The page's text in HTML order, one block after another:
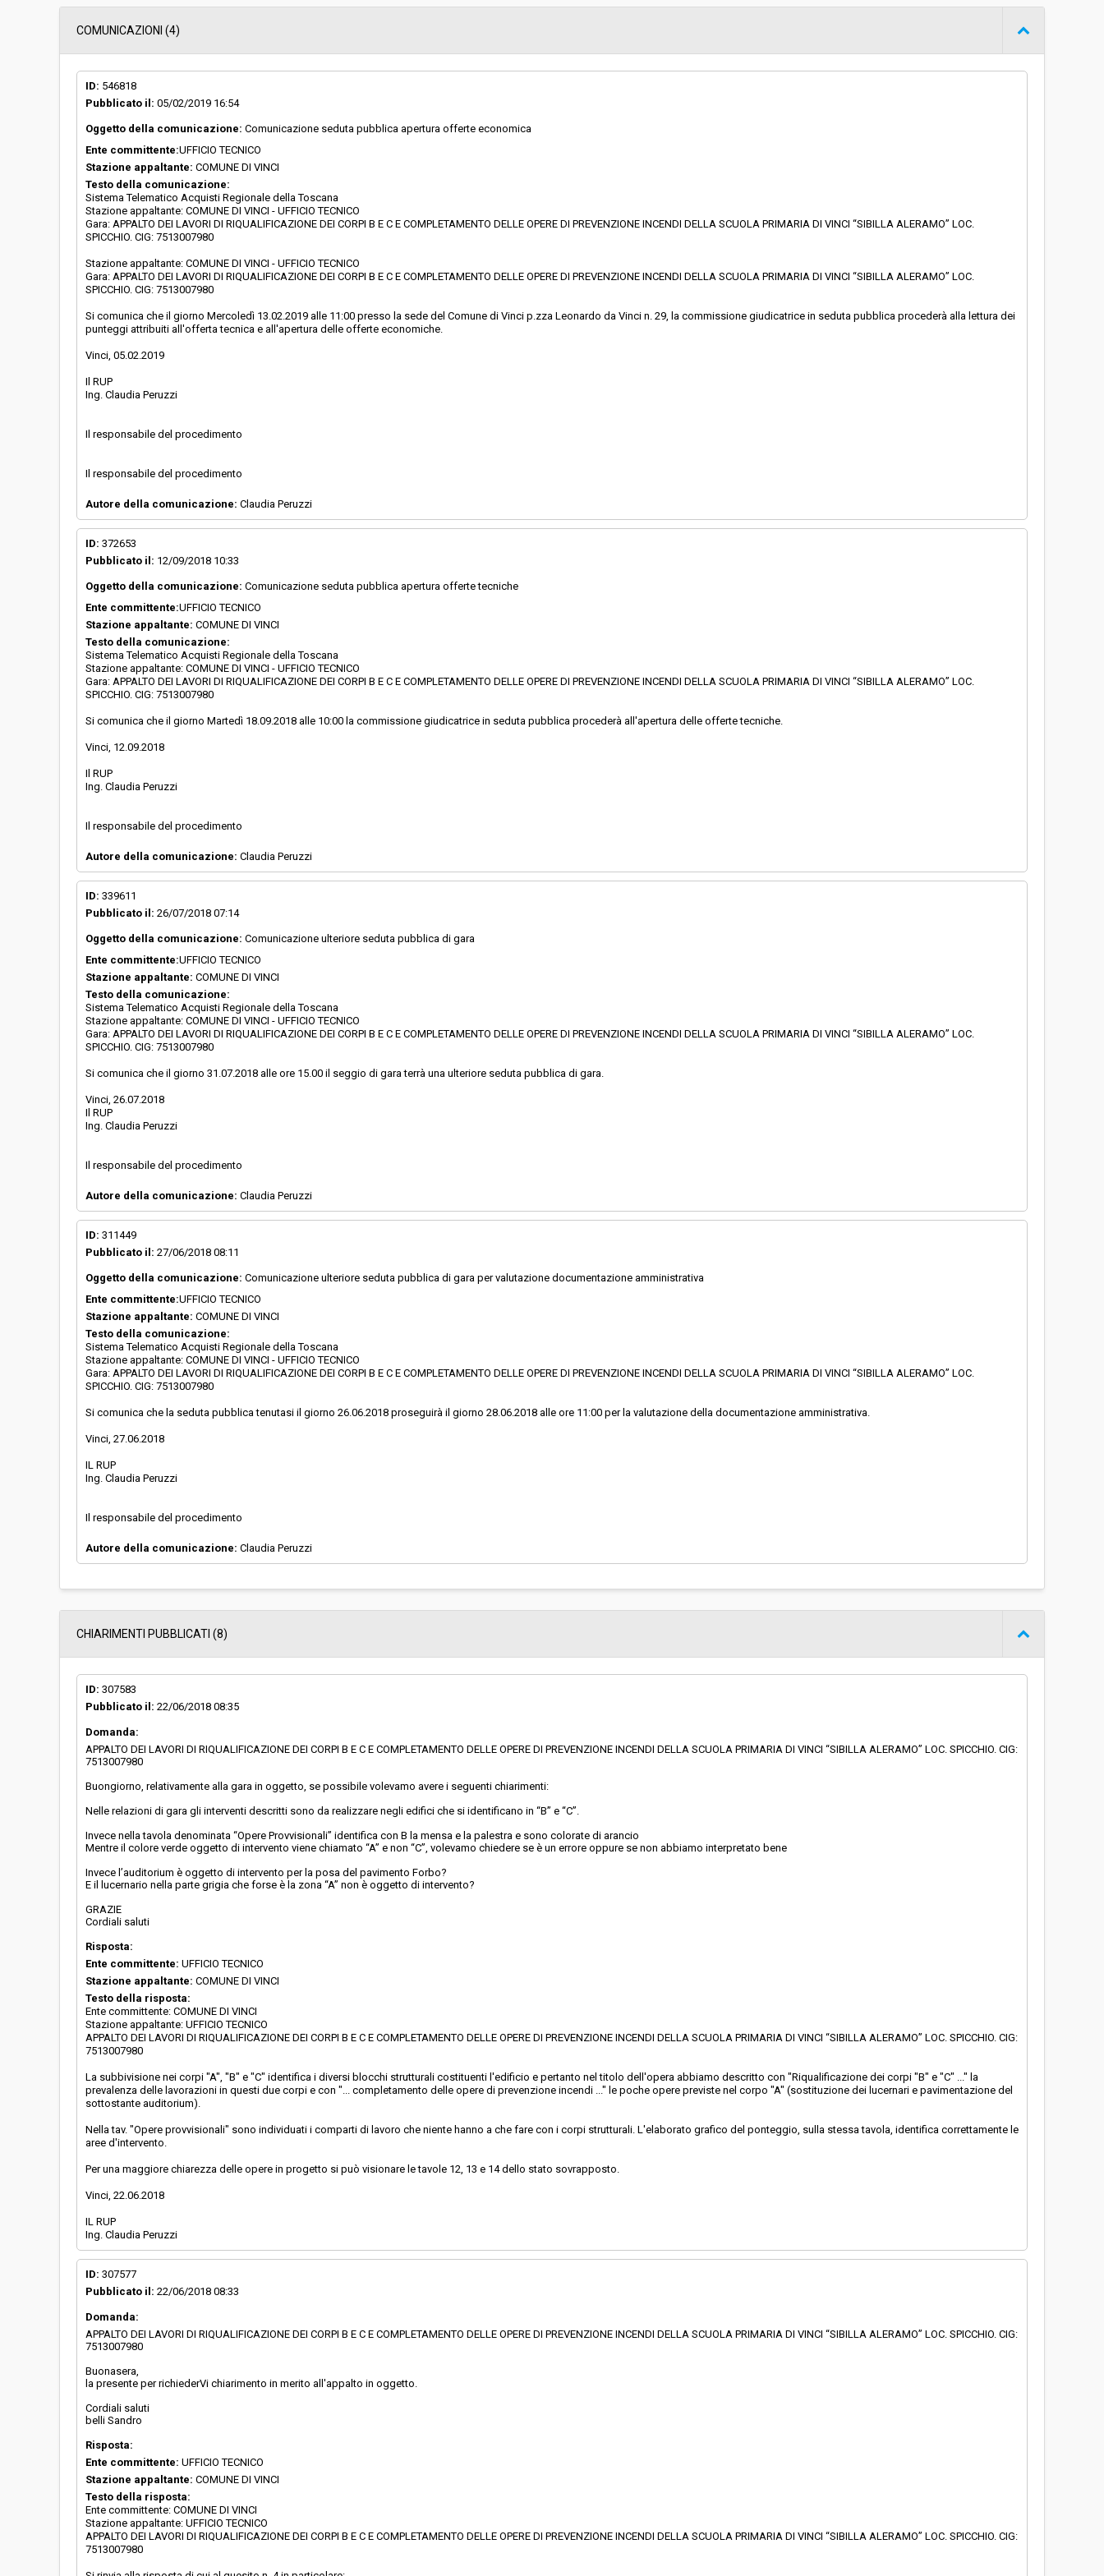
Data pubblicazione:
Svolgimento: Gara in busta chiusa Valore stimato della procedura: € 149.982,94
COMUNICAZIONI (4)
ID: 546818
Pubblicato il: 05/02/2019 16:54
Oggetto della comunicazione: Comunicazione seduta pubblica apertura offerte economica
Ente committente:UFFICIO TECNICO
Stazione appaltante: COMUNE DI VINCI
Testo della comunicazione:
Sistema Telematico Acquisti Regionale della Toscana
Stazione appaltante: COMUNE DI VINCI - UFFICIO TECNICO
Gara: APPALTO DEI LAVORI DI RIQUALIFICAZIONE DEI CORPI B E C E COMPLETAMENTO DELLE OPERE DI PREVENZIONE INCENDI DELLA SCUOLA PRIMARIA DI VINCI “SIBILLA ALERAMO” LOC.
SPICCHIO. CIG: 7513007980
Stazione appaltante: COMUNE DI VINCI - UFFICIO TECNICO
Gara: APPALTO DEI LAVORI DI RIQUALIFICAZIONE DEI CORPI B E C E COMPLETAMENTO DELLE OPERE DI PREVENZIONE INCENDI DELLA SCUOLA PRIMARIA DI VINCI “SIBILLA ALERAMO” LOC.
SPICCHIO. CIG: 7513007980
Si comunica che il giorno Mercoledì 13.02.2019 alle 11:00 presso la sede del Comune di Vinci p.zza Leonardo da Vinci n. 29, la commissione giudicatrice in seduta pubblica procederà alla lettura dei
punteggi attribuiti all'offerta tecnica e all'apertura delle offerte economiche.
Vinci, 05.02.2019
Il RUP
Ing. Claudia Peruzzi
Il responsabile del procedimento
Il responsabile del procedimento
Autore della comunicazione: Claudia Peruzzi
ID: 372653
Pubblicato il: 12/09/2018 10:33
Oggetto della comunicazione: Comunicazione seduta pubblica apertura offerte tecniche
Ente committente:UFFICIO TECNICO
Stazione appaltante: COMUNE DI VINCI
Testo della comunicazione:
Sistema Telematico Acquisti Regionale della Toscana
Stazione appaltante: COMUNE DI VINCI - UFFICIO TECNICO
Gara: APPALTO DEI LAVORI DI RIQUALIFICAZIONE DEI CORPI B E C E COMPLETAMENTO DELLE OPERE DI PREVENZIONE INCENDI DELLA SCUOLA PRIMARIA DI VINCI “SIBILLA ALERAMO” LOC.
SPICCHIO. CIG: 7513007980
Si comunica che il giorno Martedì 18.09.2018 alle 10:00 la commissione giudicatrice in seduta pubblica procederà all'apertura delle offerte tecniche.
Vinci, 12.09.2018
Il RUP
Ing. Claudia Peruzzi
Il responsabile del procedimento
Autore della comunicazione: Claudia Peruzzi
ID: 339611
Pubblicato il: 26/07/2018 07:14
Oggetto della comunicazione: Comunicazione ulteriore seduta pubblica di gara
Ente committente:UFFICIO TECNICO
Stazione appaltante: COMUNE DI VINCI
Testo della comunicazione:
Sistema Telematico Acquisti Regionale della Toscana
Stazione appaltante: COMUNE DI VINCI - UFFICIO TECNICO
Gara: APPALTO DEI LAVORI DI RIQUALIFICAZIONE DEI CORPI B E C E COMPLETAMENTO DELLE OPERE DI PREVENZIONE INCENDI DELLA SCUOLA PRIMARIA DI VINCI “SIBILLA ALERAMO” LOC.
SPICCHIO. CIG: 7513007980
Si comunica che il giorno 31.07.2018 alle ore 15.00 il seggio di gara terrà una ulteriore seduta pubblica di gara.
Vinci, 26.07.2018
Il RUP
Ing. Claudia Peruzzi
Il responsabile del procedimento
Autore della comunicazione: Claudia Peruzzi
ID: 311449
Pubblicato il: 27/06/2018 08:11
Oggetto della comunicazione: Comunicazione ulteriore seduta pubblica di gara per valutazione documentazione amministrativa
Ente committente:UFFICIO TECNICO
Stazione appaltante: COMUNE DI VINCI
Testo della comunicazione:
Sistema Telematico Acquisti Regionale della Toscana
Stazione appaltante: COMUNE DI VINCI - UFFICIO TECNICO
Gara: APPALTO DEI LAVORI DI RIQUALIFICAZIONE DEI CORPI B E C E COMPLETAMENTO DELLE OPERE DI PREVENZIONE INCENDI DELLA SCUOLA PRIMARIA DI VINCI “SIBILLA ALERAMO” LOC.
SPICCHIO. CIG: 7513007980
Si comunica che la seduta pubblica tenutasi il giorno 26.06.2018 proseguirà il giorno 28.06.2018 alle ore 11:00 per la valutazione della documentazione amministrativa.
Vinci, 27.06.2018
IL RUP
Ing. Claudia Peruzzi
Il responsabile del procedimento
Autore della comunicazione: Claudia Peruzzi
CHIARIMENTI PUBBLICATI (8)
ID: 307583
Pubblicato il: 22/06/2018 08:35
Domanda:
APPALTO DEI LAVORI DI RIQUALIFICAZIONE DEI CORPI B E C E COMPLETAMENTO DELLE OPERE DI PREVENZIONE INCENDI DELLA SCUOLA PRIMARIA DI VINCI “SIBILLA ALERAMO” LOC. SPICCHIO. CIG:
7513007980
Buongiorno, relativamente alla gara in oggetto, se possibile volevamo avere i seguenti chiarimenti:
Nelle relazioni di gara gli interventi descritti sono da realizzare negli edifici che si identificano in “B” e “C”.
Invece nella tavola denominata “Opere Provvisionali” identifica con B la mensa e la palestra e sono colorate di arancio
Mentre il colore verde oggetto di intervento viene chiamato “A” e non “C”, volevamo chiedere se è un errore oppure se non abbiamo interpretato bene
Invece l’auditorium è oggetto di intervento per la posa del pavimento Forbo?
E il lucernario nella parte grigia che forse è la zona “A” non è oggetto di intervento?
GRAZIE
Cordiali saluti
Risposta:
Ente committente: UFFICIO TECNICO
Stazione appaltante: COMUNE DI VINCI
Testo della risposta:
Ente committente: COMUNE DI VINCI
Stazione appaltante: UFFICIO TECNICO
APPALTO DEI LAVORI DI RIQUALIFICAZIONE DEI CORPI B E C E COMPLETAMENTO DELLE OPERE DI PREVENZIONE INCENDI DELLA SCUOLA PRIMARIA DI VINCI “SIBILLA ALERAMO” LOC. SPICCHIO. CIG:
7513007980
La subbivisione nei corpi "A", "B" e "C" identifica i diversi blocchi strutturali costituenti l'edificio e pertanto nel titolo dell'opera abbiamo descritto con "Riqualificazione dei corpi "B" e "C" ..." la
prevalenza delle lavorazioni in questi due corpi e con "... completamento delle opere di prevenzione incendi ..." le poche opere previste nel corpo "A" (sostituzione dei lucernari e pavimentazione del
sottostante auditorium).
Nella tav. "Opere provvisionali" sono individuati i comparti di lavoro che niente hanno a che fare con i corpi strutturali. L'elaborato grafico del ponteggio, sulla stessa tavola, identifica correttamente le
aree d'intervento.
Per una maggiore chiarezza delle opere in progetto si può visionare le tavole 12, 13 e 14 dello stato sovrapposto.
Vinci, 22.06.2018
IL RUP
Ing. Claudia Peruzzi
ID: 307577
Pubblicato il: 22/06/2018 08:33
Domanda:
APPALTO DEI LAVORI DI RIQUALIFICAZIONE DEI CORPI B E C E COMPLETAMENTO DELLE OPERE DI PREVENZIONE INCENDI DELLA SCUOLA PRIMARIA DI VINCI “SIBILLA ALERAMO” LOC. SPICCHIO. CIG:
7513007980
Buonasera,
la presente per richiederVi chiarimento in merito all'appalto in oggetto.
Cordiali saluti
belli Sandro
Risposta:
Ente committente: UFFICIO TECNICO
Stazione appaltante: COMUNE DI VINCI
Testo della risposta:
Ente committente: COMUNE DI VINCI
Stazione appaltante: UFFICIO TECNICO
APPALTO DEI LAVORI DI RIQUALIFICAZIONE DEI CORPI B E C E COMPLETAMENTO DELLE OPERE DI PREVENZIONE INCENDI DELLA SCUOLA PRIMARIA DI VINCI “SIBILLA ALERAMO” LOC. SPICCHIO. CIG:
7513007980